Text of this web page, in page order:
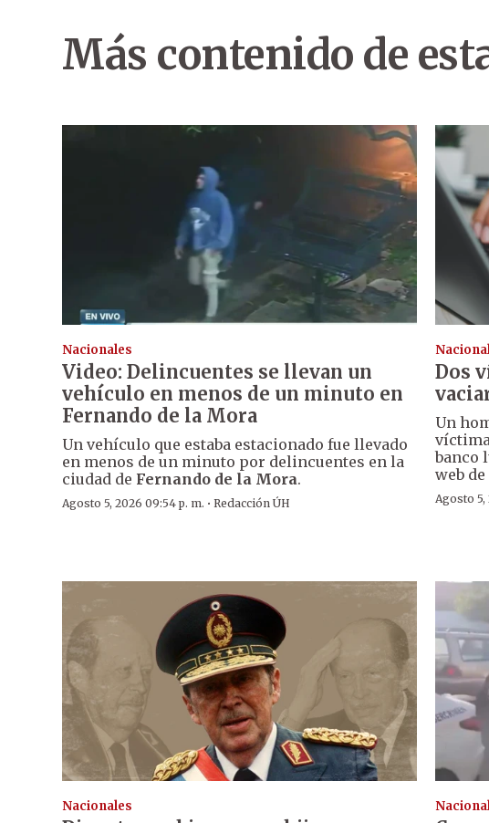
Más contenido de
Nacionales
Video: Delincuentes se llevan un
vehículo en menos de un minuto en
Fernando de la Mora
Un vehículo que estaba estacionado fue llevado
en menos de un minuto por delincuentes en la
ciudad de Fernando de la Mora.
Agosto 5, 2026 09:54 p. m. · Redacción ÚH
Dos
Un
banco
web
Agosto 5,
Nacionales